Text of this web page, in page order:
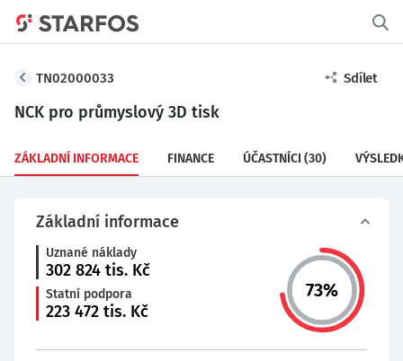
TN02000033 Sdílet
NCK pro průmyslový 3D tisk
ZÁKLADNÍ INFORMACE FINANCE ÚČASTNÍCI (30)
Základní informace
Uznané náklady
302 824 tis. Kč
Statní podpora
223 472 tis. Kč
73%